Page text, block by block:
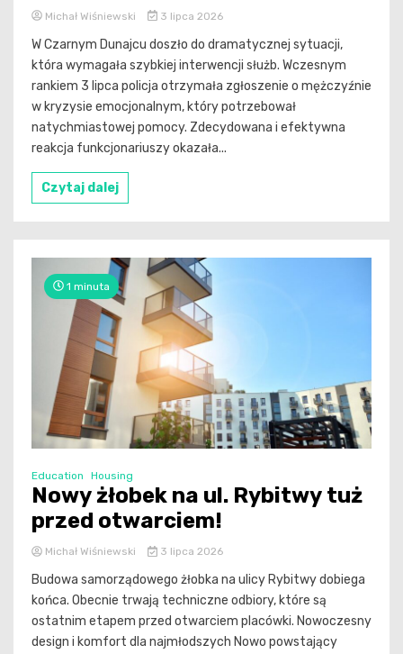
Michał Wiśniewski 3 lipca 2026
W Czarnym Dunajcu doszło do dramatycznej sytuacji,
która wymagała szybkiej interwencji służb. Wczesnym
rankiem 3 lipca policja otrzymała zgłoszenie o mężczyźnie
w kryzysie emocjonalnym, który potrzebował
natychmiastowej pomocy. Zdecydowana i efektywna
reakcja funkcjonariuszy okazała...
Czytaj dalej
1 minuta
Education Housing
Nowy żłobek na ul. Rybitwy tuż
przed otwarciem!
Michał Wiśniewski 3 lipca 2026
Budowa samorządowego żłobka na ulicy Rybitwy dobiega
końca. Obecnie trwają techniczne odbiory, które są
ostatnim etapem przed otwarciem placówki. Nowoczesny
design i komfort dla najmłodszych Nowo powstający